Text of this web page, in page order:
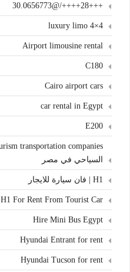
+++28++++/@30.0656773
4×4 luxury limo
Airport limousine rental
C180
Cairo airport cars
car rental in Egypt
E200
السياحي في مصر
H1 | فان سيارة للايجار
H1 For Rent From Tourist Car
Hire Mini Bus Egypt
Hyundai Entrant for rent
Hyundai Tucson for rent